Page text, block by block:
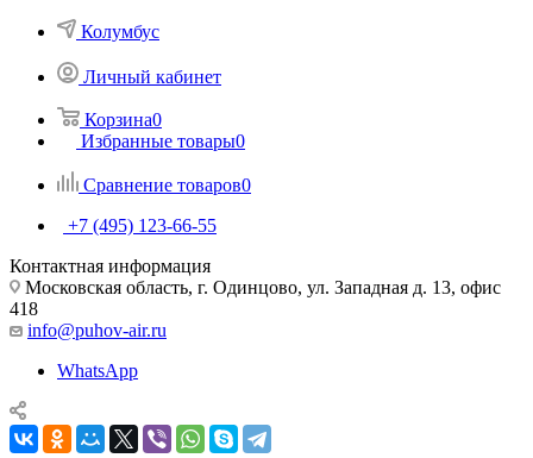
Колумбус
Личный кабинет
Корзина0
Избранные товары0
Сравнение товаров0
+7 (495) 123-66-55
Контактная информация
Московская область, г. Одинцово, ул. Западная д. 13, офис
418
info@puhov-air.ru
WhatsApp